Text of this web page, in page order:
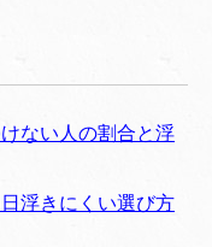
ない人の割合と浮
浮きにくい選び方